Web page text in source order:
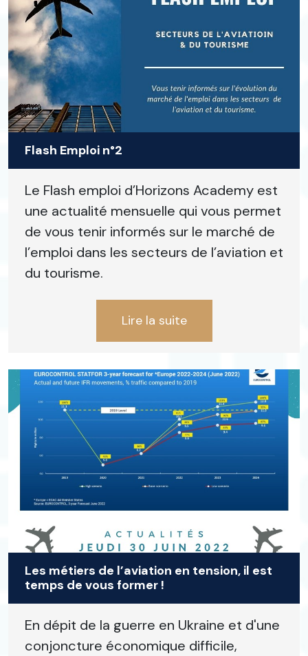
Flash Emploi n°2
Le Flash emploi d’Horizons Academy est
une actualité mensuelle qui vous permet
de vous tenir informés sur le marché de
l’emploi dans les secteurs de l’aviation et
du tourisme.
Lire la suite
Les métiers de l’aviation en tension, il est
temps de vous former !
En dépit de la guerre en Ukraine et d'une
conjoncture économique difficile,